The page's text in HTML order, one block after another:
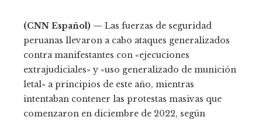
(CNN Español) — Las fuerzas de seguridad
peruanas llevaron a cabo ataques generalizados
contra manifestantes con «ejecuciones
extrajudiciales» y «uso generalizado de munición
letal» a principios de este año, mientras
intentaban contener las protestas masivas que
comenzaron en diciembre de 2022, según